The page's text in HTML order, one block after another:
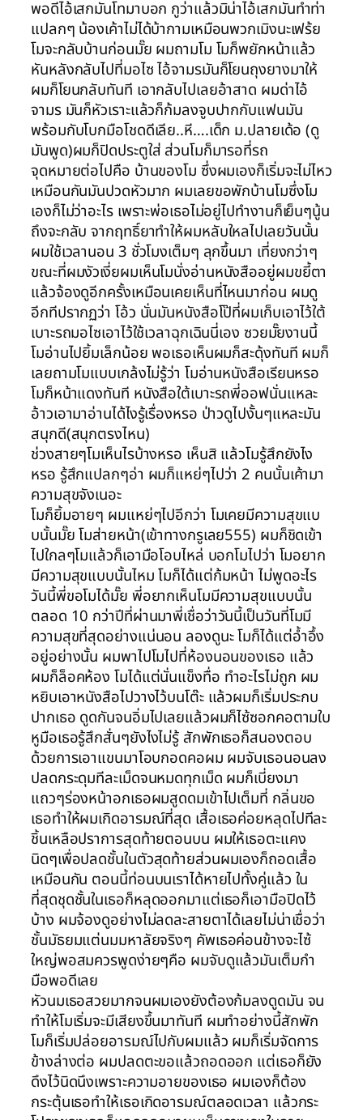
พอดีไอ้เสกมันโทมาบอก กูว่าแล้วมิน่าไอ้เสกมันทำท่า
แปลกๆ น้องเค้าไม่ได้บ้ากามเหมือนพวกเมิงนะเฟร้ย
โมจะกลับบ้านก่อนมั๊ย ผมถามโม โมก็พยักหน้าแล้ว
หันหลังกลับไปที่มอไซ ไอ้จามรมันก็โยนถุงยางมาให้
ผมก็โยนกลับทันที เอากลับไปเลยอ้าสาด ผมด่าไอ้
จามร มันก็หัวเราะแล้วก็ก้มลงจูบปากกับแฟนมัน
พร้อมกับโบกมือโชดดีเลีย..หี….เด็ก ม.ปลายเด้อ (ดู
มันพูด)ผมก็ปิดประตูใส่ ส่วนโมก็มารอที่รถ
จุดหมายต่อไปคือ บ้านของโม ซึ่งผมเองก็เริ่มจะไม่ไหว
เหมือนกันมันปวดหัวมาก ผมเลยขอพักบ้านโมซึ่งโม
เองก็ไม่ว่าอะไร เพราะพ่อเธอไม่อยู่ไปทำงานก็เย็นๆนู้น
ถึงจะกลับ จากฤทธิ์ยาทำให้ผมหลับใหลไปเลยวันนั้น
ผมใช้เวลานอน 3 ชั่วโมงเต็มๆ ลุกขึ้นมา เที่ยงกว่าๆ
ขณะที่ผมงัวเงี่ยผมเห็นโมนั่งอ่านหนังสืออยู่ผมขยี้ตา
แล้วจ้องดูอีกครั้งเหมือนเคยเห็นที่ไหนมาก่อน ผมดู
อีกทีปรากฏว่า โอ้ว นั่นมันหนังสือโป๊ที่ผมเก็บเอาไว้ใต้
เบาะรถมอไซเอาไว้ใช้เวลาฉุกเฉินนี่เอง ซวยมั๊ยงานนี้
โมอ่านไปยิ้มเล็กน้อย พอเธอเห็นผมก็สะดุ้งทันที ผมก็
เลยถามโมแบบเกล้งไม่รู้ว่า โมอ่านหนังสือเรียนหรอ
โมก็หน้าแดงทันที หนังสือใต้เบาะรถพี่ออฟนั่นแหละ
อ้าวเอามาอ่านได้ไงรู้เรื่องหรอ ป่าวดูไปงั้นๆแหละมัน
สนุกดี(สนุกตรงไหน)
ช่วงสายๆโมเห็นไรบ้างหรอ เห็นสิ แล้วโมรู้สึกยังไง
หรอ รู้สึกแปลกๆอ่า ผมก็แหย่ๆไปว่า 2 คนนั้นเค้ามา
ความสุขจังเนอะ
โมก็ยิ้มอายๆ ผมแหย่ๆไปอีกว่า โมเคยมีความสุขแบ
บนั้นมั๊ย โมส่ายหน้า(เข้าทางกรูเลย555) ผมก็ชิดเข้า
ไปใกลๆโมแล้วก็เอามือโอบไหล่ บอกโมไปว่า โมอยาก
มีความสุขแบบนั้นไหม โมก็ได้แต่ก้มหน้า ไม่พูดอะไร
วันนี้พี่ขอโมได้มั๊ย พี่อยากเห็นโมมีความสุขแบบนั้น
ตลอด 10 กว่าปีที่ผ่านมาพี่เชื่อว่าวันนี้เป็นวันที่โมมี
ความสุขที่สุดอย่างแน่นอน ลองดูนะ โมก็ได้แต่อ้ำอึ้ง
อยู่อย่างนั้น ผมพาไปโมไปที่ห้องนอนของเธอ แล้ว
ผมก็ล็อคห้อง โมได้แต่นั่นแข็งทื่อ ทำอะไรไม่ถูก ผม
หยิบเอาหนังสือไปวางไว้บนโต๊ะ แล้วผมก็เริ่มประกบ
ปากเธอ ดูดกันจนอิ่มไปเลยแล้วผมก็ไซ้ซอกคอตามใบ
หูมือเธอรู้สึกสั่นๆยังไงไม่รู้ สักพักเธอก็สนองตอบ
ด้วยการเอาแขนมาโอบกอดคอผม ผมจับเธอนอนลง
ปลดกระดุมทีละเม็ดจนหมดทุกเม็ด ผมก็เบี่ยงมา
แถวๆร่องหน้าอกเธอผมสูดดมเข้าไปเต็มที่ กลิ่นขอ
เธอทำให้ผมเกิดอารมณ์ที่สุด เสื้อเธอค่อยหลุดไปทีละ
ชิ้นเหลือปราการสุดท้ายตอนบน ผมให้เธอตะแคง
นิดๆเพื่อปลดชั้นในตัวสุดท้ายส่วนผมเองก็ถอดเสื้อ
เหมือนกัน ตอนนี้ท่อนบนเราได้หายไปทั้งคู่แล้ว ใน
ที่สุดชุดชั้นในเธอก็หลุดออกมาแต่เธอก็เอามือปิดไว้
บ้าง ผมจ้องดูอย่างไม่ลดละสายตาได้เลยไม่น่าเชื่อว่า
ชั้นมัธยมแต่นมมหาลัยจริงๆ คัพเธอค่อนข้างจะไซ้
ใหญ่พอสมควรพูดง่ายๆคือ ผมจับดูแล้วมันเต็มกำ
มือพอดีเลย
หัวนมเธอสวยมากจนผมเองยังต้องก้มลงดูดมัน จน
ทำให้โมเริ่มจะมีเสียงขึ้นมาทันที ผมทำอย่างนี้สักพัก
โมก็เริ่มปล่อยอารมณ์ไปกับผมแล้ว ผมก็เริ่มจัดการ
ข้างล่างต่อ ผมปลดตะขอแล้วถอดออก แต่เธอก็ยัง
ดึงไว้นิดนึงเพราะความอายของเธอ ผมเองก็ต้อง
กระตุ้นเธอทำให้เธอเกิดอารมณ์ตลอดเวลา แล้วกระ